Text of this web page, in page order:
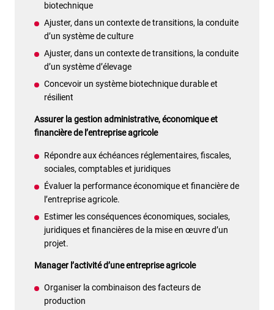
biotechnique
Ajuster, dans un contexte de transitions, la conduite
d’un système de culture
Ajuster, dans un contexte de transitions, la conduite
d’un système d’élevage
Concevoir un système biotechnique durable et
résilient
Assurer la gestion administrative, économique et
financière de l’entreprise agricole
Répondre aux échéances réglementaires, fiscales,
sociales, comptables et juridiques
Évaluer la performance économique et financière de
l’entreprise agricole.
Estimer les conséquences économiques, sociales,
juridiques et financières de la mise en œuvre d’un
projet.
Manager l’activité d’une entreprise agricole
Organiser la combinaison des facteurs de
production